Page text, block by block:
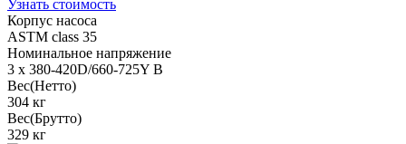
Узнать стоимость
Корпус насоса
ASTM class 35
Номинальное напряжение
3 x 380-420D/660-725Y В
Вес(Нетто)
304 кг
Вес(Брутто)
329 кг